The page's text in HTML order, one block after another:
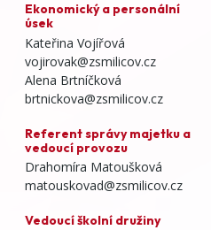
Ekonomický a personální
úsek
Kateřina Vojířová
vojirovak@zsmilicov.cz
Alena Brtníčková
brtnickova@zsmilicov.cz
Referent správy majetku a
vedoucí provozu
Drahomíra Matoušková
matouskovad@zsmilicov.cz
Vedoucí školní družiny